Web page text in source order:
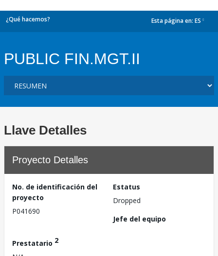
¿Qué hacemos? Esta página en: ES
PUBLIC FIN.MGT.II
Llave Detalles
Proyecto Detalles
No. de identificación del
proyecto
P041690
Estatus
Dropped
Jefe del equipo
Prestatario 2